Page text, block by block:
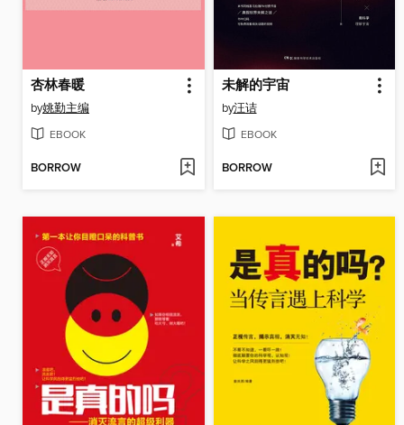
杏林春暖
by姚勤主编
EBOOK
BORROW
未解的宇宙
by汪诘
EBOOK
BORROW